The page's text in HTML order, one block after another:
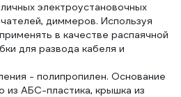
электроустановочных
диммеров. Используя
в качестве распаячной
для развода кабеля и
- полипропилен. Основание
из АБС-пластика, крышка из